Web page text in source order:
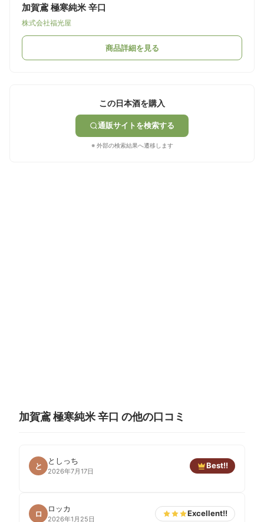
加賀鳶 極寒純米 辛口
株式会社福光屋
商品詳細を見る
この日本酒を購入
通販サイトを検索する
※ 外部の検索結果へ遷移します
加賀鳶 極寒純米 辛口 の他の口コミ
と
としっち
2026年7月17日
Best!!
ロ
ロッカ
2026年1月25日
Excellent!!